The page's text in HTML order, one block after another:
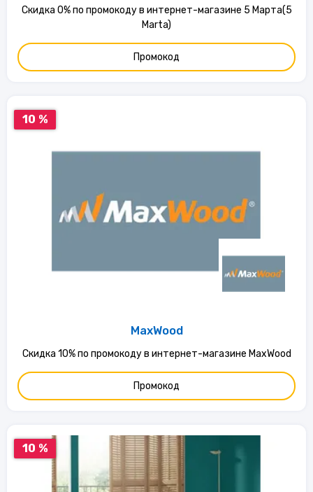
Скидка 0% по промокоду в интернет-магазине 5 Марта(5
Marta)
Промокод
10 %
MaxWood
Скидка 10% по промокоду в интернет-магазине MaxWood
Промокод
10 %